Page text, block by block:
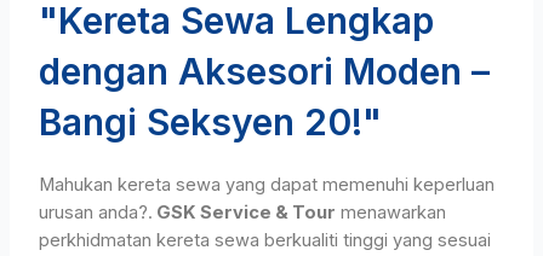
"Kereta Sewa Lengkap
dengan Aksesori Moden –
Bangi Seksyen 20!"
Mahukan kereta sewa yang dapat memenuhi keperluan
urusan anda?. GSK Service & Tour menawarkan
perkhidmatan kereta sewa berkualiti tinggi yang sesuai